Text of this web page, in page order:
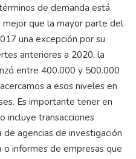
de demanda está
que la mayor parte del
una excepción por su
anteriores a 2020, la
entre 400.000 y 500.000
a esos niveles en
Es importante tener en
incluye transacciones
agencias de investigación
o informes de empresas que